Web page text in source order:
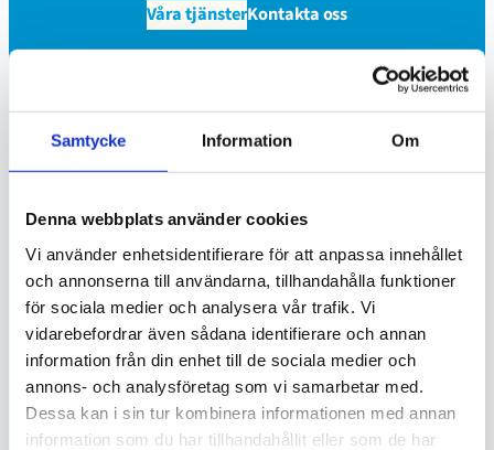
Samtycke Information Om
Denna webbplats använder cookies
Vi använder enhetsidentifierare för att anpassa innehållet
och annonserna till användarna, tillhandahålla funktioner
för sociala medier och analysera vår trafik. Vi
vidarebefordrar även sådana identifierare och annan
information från din enhet till de sociala medier och
annons- och analysföretag som vi samarbetar med.
Dessa kan i sin tur kombinera informationen med annan
information som du har tillhandahållit eller som de har
Våra tjänsterKontakta oss